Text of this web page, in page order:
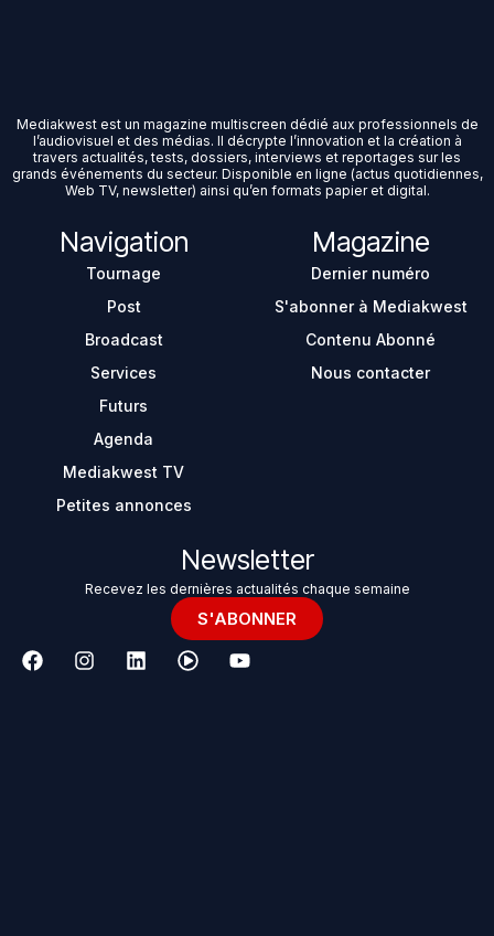
Mediakwest est un magazine multiscreen dédié aux professionnels de
l’audiovisuel et des médias. Il décrypte l’innovation et la création à
travers actualités, tests, dossiers, interviews et reportages sur les
grands événements du secteur. Disponible en ligne (actus quotidiennes,
Web TV, newsletter) ainsi qu’en formats papier et digital.
Navigation
Tournage
Post
Broadcast
Services
Futurs
Agenda
Mediakwest TV
Petites annonces
Magazine
Dernier numéro
S'abonner à Mediakwest
Contenu Abonné
Nous contacter
Newsletter
Recevez les dernières actualités chaque semaine
S'ABONNER